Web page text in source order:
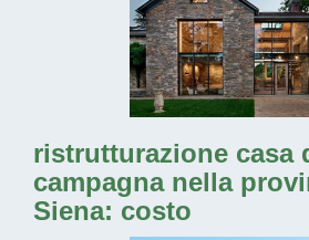
ristrutturazione casa
campagna nella
Siena: costo